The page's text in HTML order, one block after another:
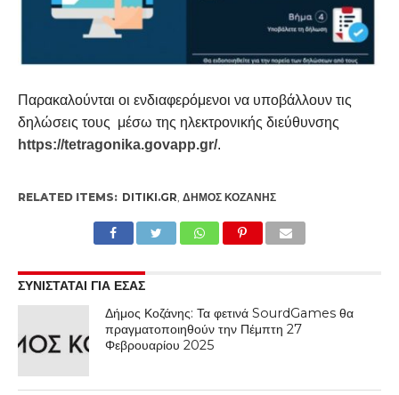
Παρακαλούνται οι ενδιαφερόμενοι να υποβάλλουν τις
δηλώσεις τους μέσω της ηλεκτρονικής διεύθυνσης
https://tetragonika.govapp.gr/.
RELATED ITEMS: DITIKI.GR, ΔΉΜΟΣ ΚΟΖΆΝΗΣ
ΣΥΝΙΣΤΑΤΑΙ ΓΙΑ ΕΣΑΣ
Δήμος Κοζάνης: Τα φετινά SourdGames θα
πραγματοποιηθούν την Πέμπτη 27
Φεβρουαρίου 2025